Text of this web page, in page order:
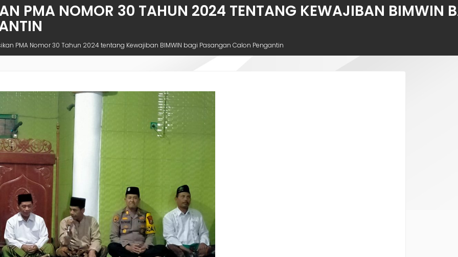
PMA NOMOR 30 TAHUN 2024 TENTANG KEWAJIBAN BIMWIN
PMA Nomor 30 Tahun 2024 tentang Kewajiban BIMWIN bagi Pasangan Calon Pengantin